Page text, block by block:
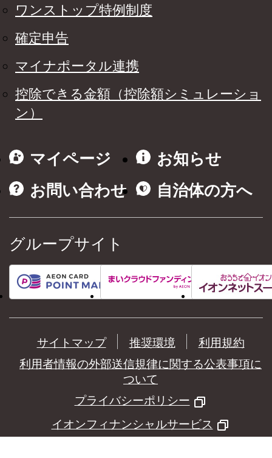
ワンストップ特例制度
確定申告
マイナポータル連携
控除できる金額（控除額シミュレーショ
ン）
マイページ
お知らせ
お問い合わせ
自治体の方へ
グループサイト
サイトマップ 推奨環境
利用規約
利用者情報の外部送信規律に関する公表事項に
ついて
プライバシーポリシー
イオンフィナンシャルサービス